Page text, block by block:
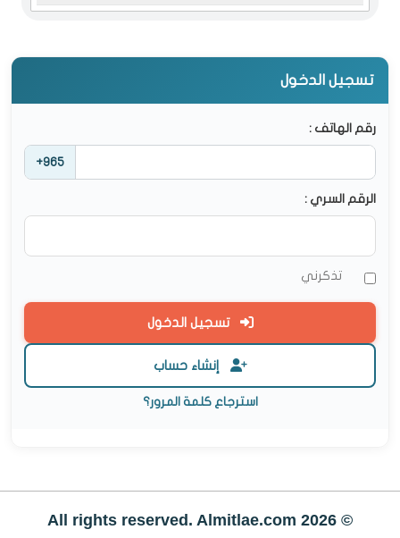
تسجيل الدخول
رقم الهاتف :
+965
الرقم السري :
تذكرني
تسجيل الدخول
إنشاء حساب
استرجاع كلمة المرور؟
© All rights reserved. Almitlae.com 2026